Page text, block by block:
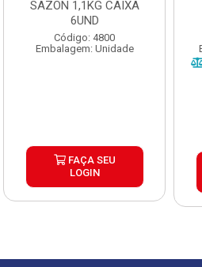
SAZON 1,1KG CAIXA
6UND
Código: 4800
Embalagem: Unidade
FAÇA SEU
LOGIN